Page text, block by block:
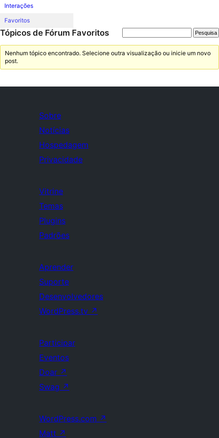
Interações
Favoritos
Tópicos de Fórum Favoritos
Nenhum tópico encontrado. Selecione outra visualização ou inicie um novo
post.
Sobre
Notícias
Hospedagem
Privacidade
Vitrine
Temas
Plugins
Padrões
Aprender
Suporte
Desenvolvedores
WordPress.tv ↗
Participar
Eventos
Doar ↗
Swag ↗
WordPress.com ↗
Matt ↗